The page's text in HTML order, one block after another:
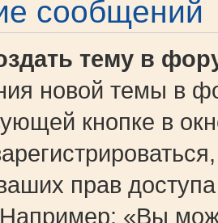
сообщений
тему в
новой темы в
кнопке в
прав
«Вы